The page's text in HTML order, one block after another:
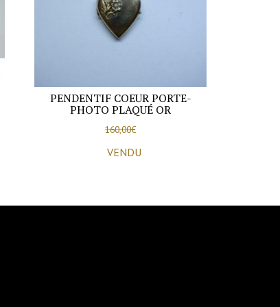
PENDENTIF COEUR PORTE-
PHOTO PLAQUÉ OR
160,00€
VENDU